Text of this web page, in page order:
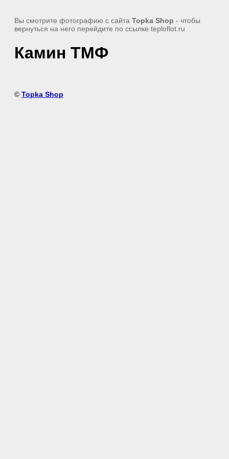
Вы смотрите фотографию с сайта Topka Shop - чтобы
вернуться на него перейдите по ссылке teploflot.ru
Камин ТМФ
© Topka Shop